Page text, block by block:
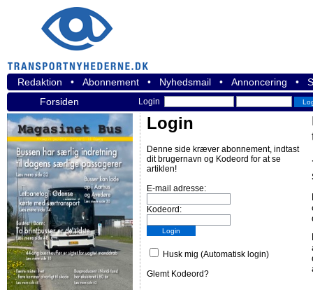
Redaktion • Abonnement • Nyhedsmail • Annoncering •
Forsiden
Login
Login
Denne side kræver abonnement, indtast
dit brugernavn og Kodeord for at se
artiklen!
E-mail adresse:
Kodeord:
Husk mig (Automatisk login)
Glemt Kodeord?